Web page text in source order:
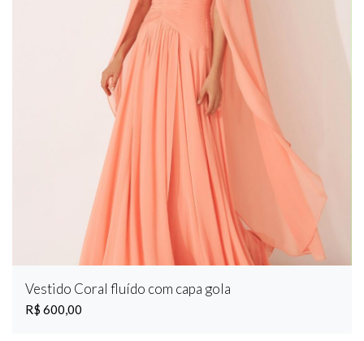
Vestido Coral fluído com capa gola
R$ 600,00